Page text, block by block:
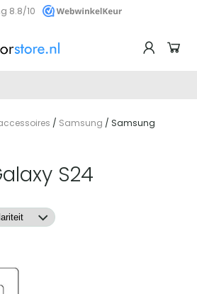
8.8/10
/ Samsung / Samsung
S24